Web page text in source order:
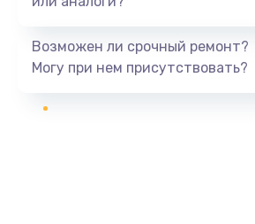
Возможен ли срочный ремонт?
Могу при нем присутствовать?